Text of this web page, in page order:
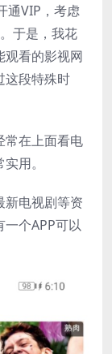
通VIP，考虑
于是，我花
观看的影视网
这段特殊时
常在上面看电
用。
新电视剧等资
个APP可以